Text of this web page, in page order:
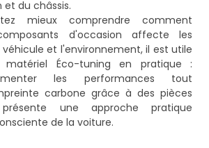
et du châssis.
mieux comprendre comment
d'occasion affecte les
et l'environnement, il est utile
Éco-tuning en pratique :
les performances tout
carbone grâce à des pièces
une approche pratique
de la voiture.